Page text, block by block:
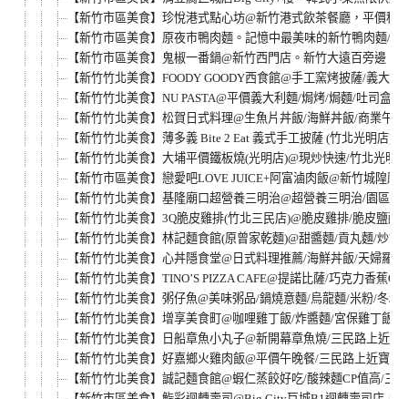
【新竹市區美食】珍悅港式點心坊@新竹港式飲茶餐廳，平價
【新竹市區美食】原夜市鴨肉麵。記憶中最美味的新竹鴨肉麵/
【新竹市區美食】鬼椒一番鍋@新竹西門店。新竹大遠百旁邊
【新竹竹北美食】FOODY GOODY西食館@手工窯烤披薩/義大
【新竹竹北美食】NU PASTA@平價義大利麵/焗烤/焗麵/吐司盒
【新竹竹北美食】松賀日式料理@生魚片丼飯/海鮮丼飯/商業午
【新竹竹北美食】薄多義 Bite 2 Eat 義式手工披薩 (竹北光明店
【新竹竹北美食】大埔平價鐵板燒(光明店)@現炒快速/竹北光明
【新竹市區美食】戀愛吧LOVE JUICE+阿富滷肉飯@新竹城隍
【新竹竹北美食】基隆廟口超營養三明治@超營養三明治/園區
【新竹竹北美食】3Q脆皮雞排(竹北三民店)@脆皮雞排/脆皮鹽
【新竹竹北美食】林記麵食館(原曾家乾麵)@甜醬麵/貢丸麵/炒
【新竹竹北美食】心丼隱食堂@日式料理推薦/海鮮丼飯/天婦羅/
【新竹竹北美食】TINO’S PIZZA CAFE@提諾比薩/巧克力香蕉
【新竹竹北美食】粥仔魚@美味粥品/鍋燒意麵/烏龍麵/米粉/冬粉
【新竹竹北美食】增享美食町@咖哩雞丁飯/炸醬麵/宮保雞丁飯/
【新竹竹北美食】日船章魚小丸子@新開幕章魚燒/三民路上近新
【新竹竹北美食】好嘉鄉火雞肉飯@平價午晚餐/三民路上近寶雅
【新竹竹北美食】誠記麵食館@蝦仁蒸餃好吃/酸辣麵CP值高/三